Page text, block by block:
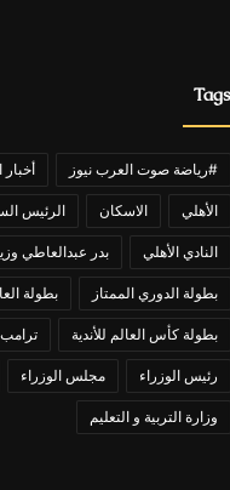
Tags
#رياضة صوت العرب نيوز
الأهلي الاسكان الرئيس
النادي الأهلي بدر عبدالعاطي
بطولة الدوري الممتاز بطولة
بطولة كأس العالم للأندية ترامب
رئيس الوزراء مجلس الوزراء
وزارة التربية و التعليم